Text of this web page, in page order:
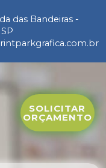
das Bandeiras -
SOLICITAR
ORÇAMENTO